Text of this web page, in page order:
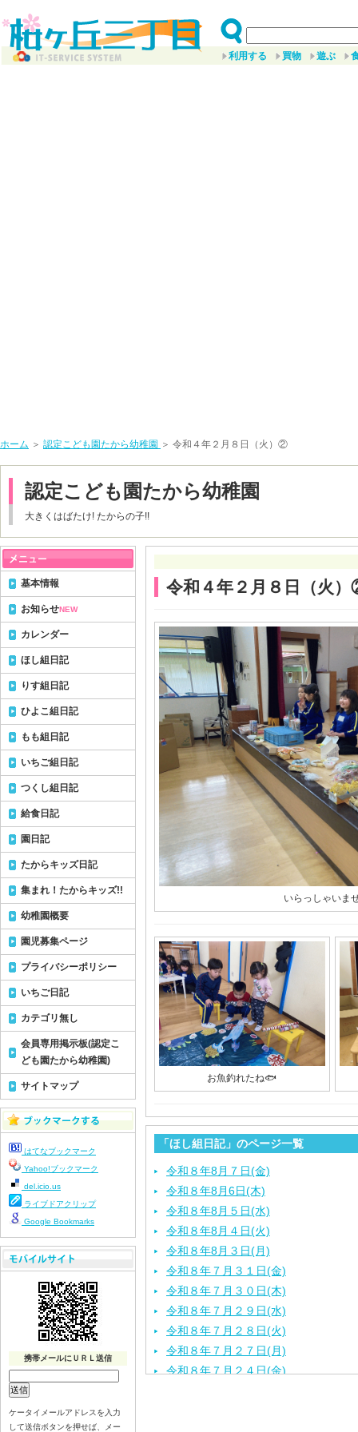
利用する 買物 遊ぶ
ホーム ＞ 認定こども園たから幼稚園 ＞ 令和４年２月８日（火）②
認定こども園たから幼稚園
大きくはばたけ! たからの子!!
令和４年２月８日（火
いらっしゃいま
お魚釣れたね🐟
「ほし組日記」のページ一覧
令和８年8月７日(金)
令和８年8月6日(木)
令和８年8月５日(水)
令和８年8月４日(火)
令和８年8月３日(月)
令和８年７月３１日(金)
令和８年７月３０日(木)
令和８年７月２９日(水)
令和８年７月２８日(火)
令和８年７月２７日(月)
令和８年７月２４日(金)
基本情報
お知らせNEW
カレンダー
ほし組日記
りす組日記
ひよこ組日記
もも組日記
いちご組日記
つくし組日記
給食日記
園日記
たからキッズ日記
集まれ！たからキッズ!!
幼稚園概要
園児募集ページ
プライバシーポリシー
いちご日記
カテゴリ無し
会員専用掲示板(認定こ
ども園たから幼稚園)
サイトマップ
はてなブックマーク
Yahoo!ブックマーク
del.icio.us
ライブドアクリップ
Google Bookmarks
携帯メールにＵＲＬ送信
ケータイメールアドレスを入力
して送信ボタンを押せば、メー